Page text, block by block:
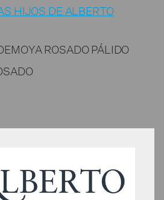
HIJOS DE ALBERTO
ROSADO PÁLIDO